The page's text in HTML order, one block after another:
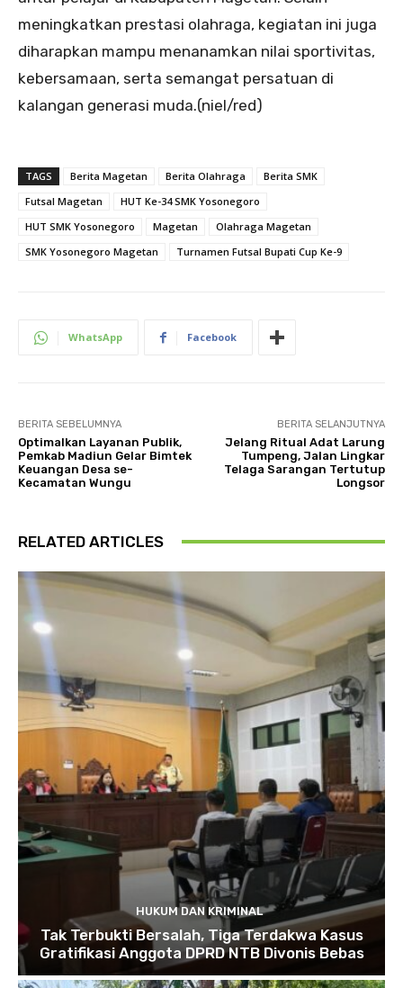
meningkatkan prestasi olahraga, kegiatan ini juga
diharapkan mampu menanamkan nilai sportivitas,
kebersamaan, serta semangat persatuan di
kalangan generasi muda.(niel/red)
TAGS Berita Magetan Berita Olahraga
Berita SMK
Futsal Magetan
HUT Ke-34 SMK Yosonegoro
HUT SMK Yosonegoro
Magetan
Olahraga Magetan
SMK Yosonegoro Magetan
Turnamen Futsal Bupati Cup Ke-9
WhatsApp Facebook
BERITA SEBELUMNYA
Optimalkan Layanan Publik,
Pemkab Madiun Gelar Bimtek
Keuangan Desa se-
Kecamatan Wungu
BERITA SELANJUTNYA
Jelang Ritual Adat Larung
Tumpeng, Jalan Lingkar
Telaga Sarangan Tertutup
Longsor
RELATED ARTICLES
HUKUM DAN KRIMINAL
Tak Terbukti Bersalah, Tiga Terdakwa Kasus
Gratifikasi Anggota DPRD NTB Divonis Bebas